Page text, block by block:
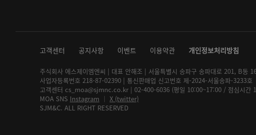
고객센터 공지사항 이벤트 이용약관 개인정보처리방침
주식회사 에스제이엠엔씨 | 대표 안해조 | 서울특별시 송파구 송파대로 201, B동
사업자등록번호 218-87-02390 | 통신판매업 신고번호 제-2024-서울송파-3233호
고객센터 cs_moa@sjmnc.co.kr | 02-400-6036 (평일 10:00~17:00 / 점심시간
MOA SNS Instagram │ X (twitter)
SJM&C. ALL RIGHT RESERVED